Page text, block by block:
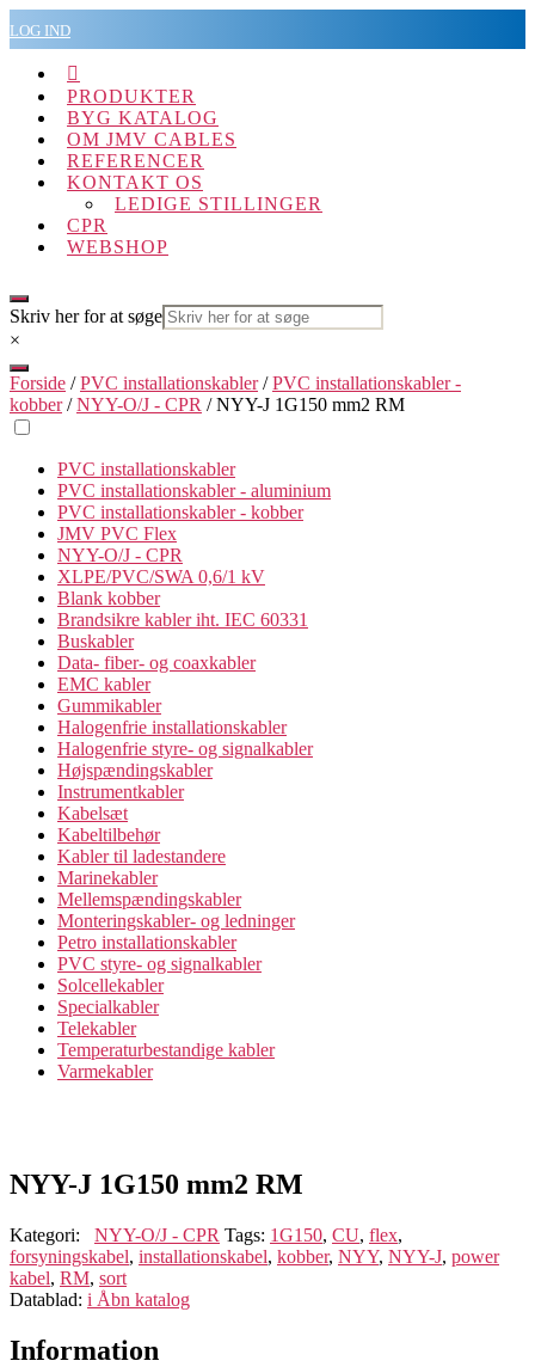
til
indholdet
LOG IND

PRODUKTER
BYG KATALOG
OM JMV CABLES
REFERENCER
KONTAKT OS
LEDIGE STILLINGER
CPR
WEBSHOP
Skriv her for at søge
×
Forside /PVC installationskabler/PVC installationskabler -
kobber/NYY-O/J - CPR / NYY-J 1G150 mm2 RM
PVC installationskabler
PVC installationskabler - aluminium
PVC installationskabler - kobber
JMV PVC Flex
NYY-O/J - CPR
XLPE/PVC/SWA 0,6/1 kV
Blank kobber
Brandsikre kabler iht. IEC 60331
Buskabler
Data- fiber- og coaxkabler
EMC kabler
Gummikabler
Halogenfrie installationskabler
Halogenfrie styre- og signalkabler
Højspændingskabler
Instrumentkabler
Kabelsæt
Kabeltilbehør
Kabler til ladestandere
Marinekabler
Mellemspændingskabler
Monteringskabler- og ledninger
Petro installationskabler
PVC styre- og signalkabler
Solcellekabler
Specialkabler
Telekabler
Temperaturbestandige kabler
Varmekabler
NYY-J 1G150 mm2 RM
Kategori: NYY-O/J - CPR Tags: 1G150, CU, flex,
forsyningskabel, installationskabel, kobber, NYY, NYY-J, power
kabel, RM, sort
Datablad: i Åbn katalog
Information